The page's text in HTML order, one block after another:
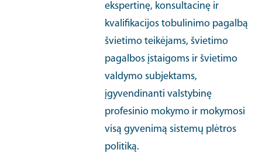
ekspertinę, konsultacinę ir
kvalifikacijos tobulinimo pagalbą
švietimo teikėjams, švietimo
pagalbos įstaigoms ir švietimo
valdymo subjektams,
įgyvendinanti valstybinę
profesinio mokymo ir mokymosi
visą gyvenimą sistemų plėtros
politiką.